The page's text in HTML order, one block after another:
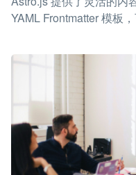
YAML Frontmatter 模板